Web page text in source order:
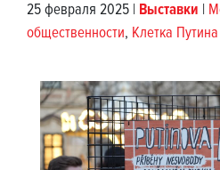
25 февраля 2025 | Выставки |
общественности, Клетка Путина